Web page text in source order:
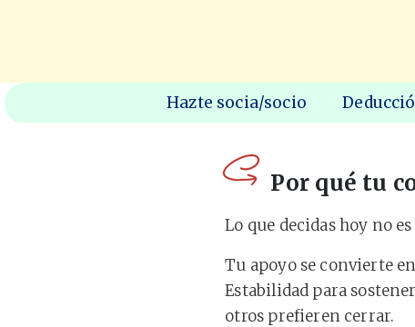
Hazte socia/socio
Por qué tu
Lo que decidas hoy no
Tu apoyo se convierte en
Estabilidad para
otros prefieren cerrar.